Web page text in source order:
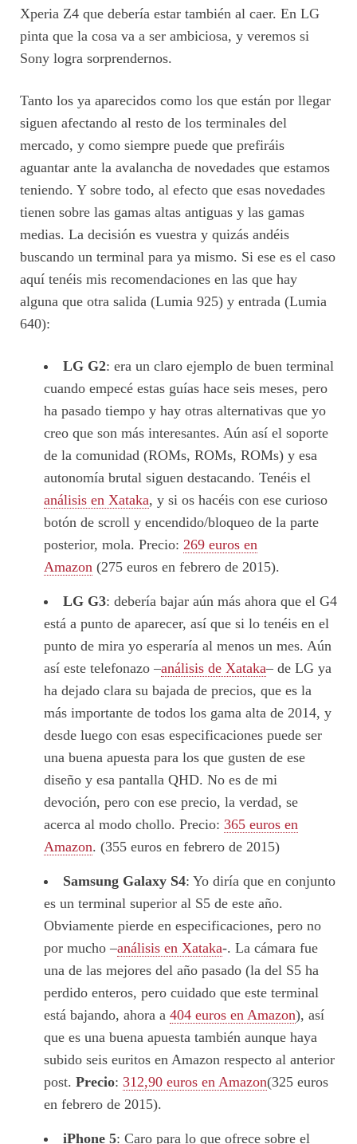
Xperia Z4 que debería estar también al caer. En LG
pinta que la cosa va a ser ambiciosa, y veremos si
Sony logra sorprendernos.
Tanto los ya aparecidos como los que están por llegar
siguen afectando al resto de los terminales del
mercado, y como siempre puede que prefiráis
aguantar ante la avalancha de novedades que estamos
teniendo. Y sobre todo, al efecto que esas novedades
tienen sobre las gamas altas antiguas y las gamas
medias. La decisión es vuestra y quizás andéis
buscando un terminal para ya mismo. Si ese es el caso
aquí tenéis mis recomendaciones en las que hay
alguna que otra salida (Lumia 925) y entrada (Lumia
640):
LG G2: era un claro ejemplo de buen terminal
cuando empecé estas guías hace seis meses, pero
ha pasado tiempo y hay otras alternativas que yo
creo que son más interesantes. Aún así el soporte
de la comunidad (ROMs, ROMs, ROMs) y esa
autonomía brutal siguen destacando. Tenéis el
análisis en Xataka, y si os hacéis con ese curioso
botón de scroll y encendido/bloqueo de la parte
posterior, mola. Precio: 269 euros en
Amazon (275 euros en febrero de 2015).
LG G3: debería bajar aún más ahora que el G4
está a punto de aparecer, así que si lo tenéis en el
punto de mira yo esperaría al menos un mes. Aún
así este telefonazo –análisis de Xataka– de LG ya
ha dejado clara su bajada de precios, que es la
más importante de todos los gama alta de 2014, y
desde luego con esas especificaciones puede ser
una buena apuesta para los que gusten de ese
diseño y esa pantalla QHD. No es de mi
devoción, pero con ese precio, la verdad, se
acerca al modo chollo. Precio: 365 euros en
Amazon. (355 euros en febrero de 2015)
Samsung Galaxy S4: Yo diría que en conjunto
es un terminal superior al S5 de este año.
Obviamente pierde en especificaciones, pero no
por mucho –análisis en Xataka-. La cámara fue
una de las mejores del año pasado (la del S5 ha
perdido enteros, pero cuidado que este terminal
está bajando, ahora a 404 euros en Amazon), así
que es una buena apuesta también aunque haya
subido seis euritos en Amazon respecto al anterior
post. Precio: 312,90 euros en Amazon(325 euros
en febrero de 2015).
iPhone 5: Caro para lo que ofrece sobre el